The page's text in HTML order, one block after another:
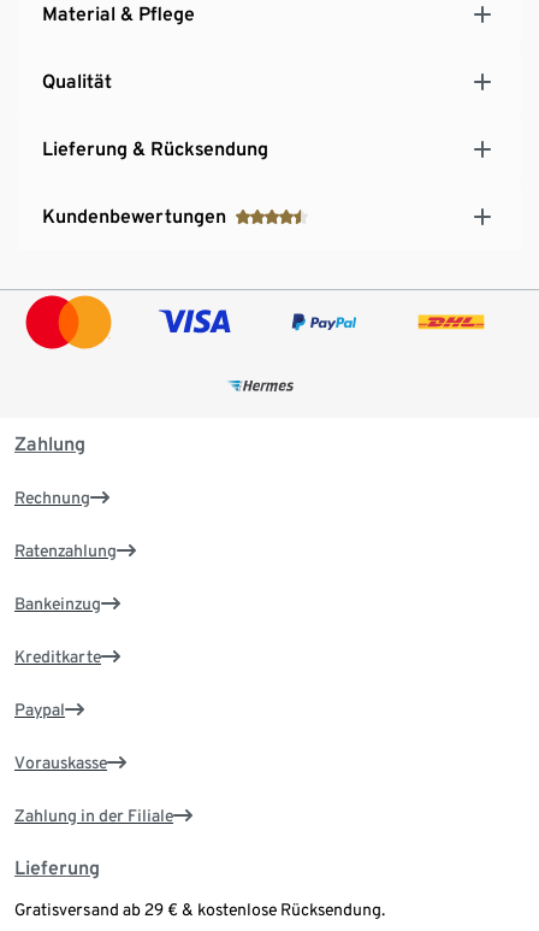
Material & Pflege
Qualität
Lieferung & Rücksendung
Kundenbewertungen
Zahlung
Rechnung
Ratenzahlung
Bankeinzug
Kreditkarte
Paypal
Vorauskasse
Zahlung in der Filiale
Lieferung
Gratisversand ab 29 € & kostenlose Rücksendung.